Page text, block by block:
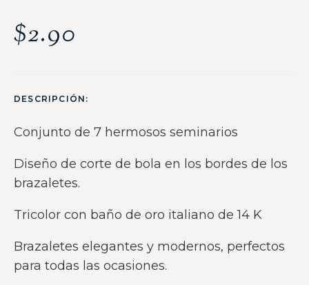
$2.90
DESCRIPCIÓN:
Conjunto de 7 hermosos seminarios
Diseño de corte de bola en los bordes de los
brazaletes.
Tricolor con baño de oro italiano de 14 K
Brazaletes elegantes y modernos, perfectos
para todas las ocasiones.